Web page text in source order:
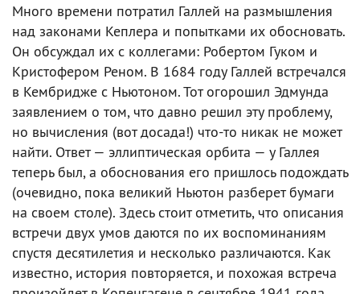
Много времени потратил Галлей на размышления
над законами Кеплера и попытками их обосновать.
Он обсуждал их с коллегами: Робертом Гуком и
Кристофером Реном. В 1684 году Галлей встречался
в Кембридже с Ньютоном. Тот огорошил Эдмунда
заявлением о том, что давно решил эту проблему,
но вычисления (вот досада!) что-то никак не может
найти. Ответ — эллиптическая орбита — у Галлея
теперь был, а обоснования его пришлось подождать
(очевидно, пока великий Ньютон разберет бумаги
на своем столе). Здесь стоит отметить, что описания
встречи двух умов даются по их воспоминаниям
спустя десятилетия и несколько различаются. Как
известно, история повторяется, и похожая встреча